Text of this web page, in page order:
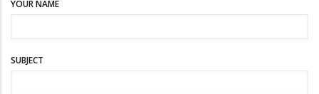
YOUR NAME
SUBJECT